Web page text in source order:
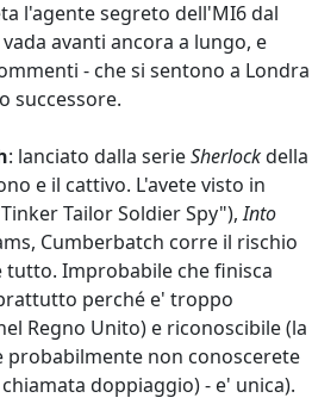
l'agente segreto dell'MI6 dal
avanti ancora a lungo, e
- che si sentono a Londra
successore.
: lanciato dalla serieSherlockdella
e il cattivo. L'avete visto in
Tailor Soldier Spy"),Into
Cumberbatch corre il rischio
tutto. Improbabile che finisca
perché e' troppo
Regno Unito) e riconoscibile (la
probabilmente non conoscerete
doppiaggio) - e' unica).